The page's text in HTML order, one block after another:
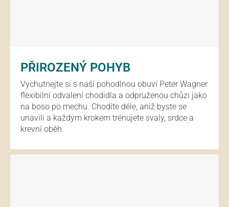
PŘIROZENÝ POHYB
Vychutnejte si s naší pohodlnou obuví Peter Wagner
flexibilní odvalení chodidla a odpruženou chůzi jako
na boso po mechu. Chodíte déle, aniž byste se
unavili a každým krokem trénujete svaly, srdce a
krevní oběh.